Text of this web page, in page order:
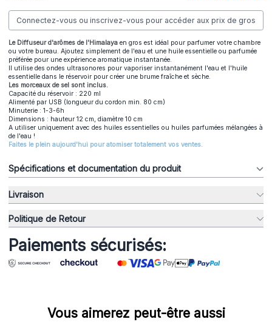
Connectez-vous ou inscrivez-vous pour accéder aux prix de gros
Le Diffuseur d'arômes de l'Himalaya en gros est idéal pour parfumer votre chambre
ou votre bureau. Ajoutez simplement de l'eau et une huile essentielle ou parfumée
préférée pour une expérience aromatique instantanée.
Il utilise des ondes ultrasonores pour vaporiser instantanément l'eau et l'huile
essentielle dans le réservoir pour créer une brume fraîche et sèche.
Les morceaux de sel sont inclus.
Capacité du réservoir : 220 ml
Alimenté par USB (longueur du cordon min. 80 cm)
Minuterie : 1-3-6h
Dimensions : hauteur 12 cm, diamètre 10 cm
A utiliser uniquement avec des huiles essentielles ou huiles parfumées mélangées à
de l'eau !
Faites le plein aujourd'hui pour atomiser totalement vos ventes.
Spécifications et documentation du produit
Livraison
Politique de Retour
Paiements sécurisés:
Vous aimerez peut-être aussi